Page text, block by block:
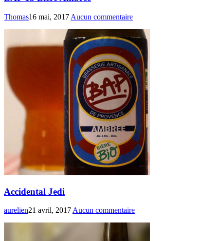
Thomas16 mai, 2017 Aucun commentaire
Accidental Jedi
aurelien21 avril, 2017 Aucun commentaire